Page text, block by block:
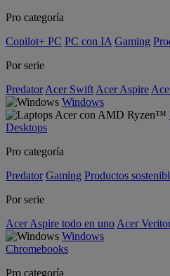
Pro categoría
Copilot+ PC PC con IA Gaming
Por serie
Predator Acer Swift Acer Aspire
Windows
Desktops
Pro categoría
Predator Gaming Productos
Por serie
Acer Aspire todo en uno Acer
Windows
Chromebooks
Pro categoría